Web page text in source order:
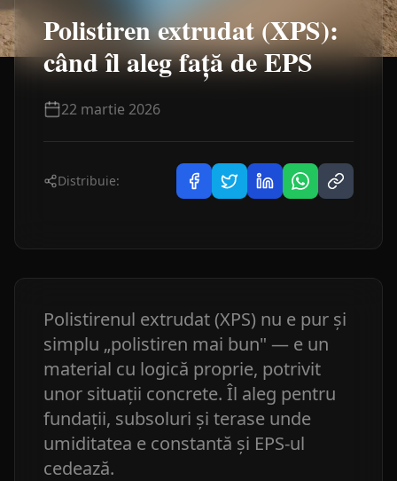
Polistiren extrudat (XPS):
când îl aleg față de EPS
22 martie 2026
Distribuie:
Polistirenul extrudat (XPS) nu e pur și
simplu „polistiren mai bun" — e un
material cu logică proprie, potrivit
unor situații concrete. Îl aleg pentru
fundații, subsoluri și terase unde
umiditatea e constantă și EPS-ul
cedează.